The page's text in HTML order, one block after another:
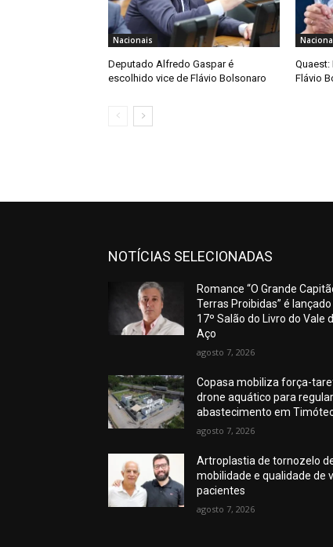
Nacionais
Deputado Alfredo Gaspar é
escolhido vice de Flávio Bolsonaro
Quaest:
Flávio
NOTÍCIAS SELECIONADAS
Romance “O Grande
Terras Proibidas” é lançado
17º Salão do Livro do Vale
Aço
agosto 7, 2026
Copasa mobiliza força-
drone aquático para
abastecimento em
agosto 7, 2026
Artroplastia de tornozelo
mobilidade e qualidade de
pacientes
agosto 7, 2026